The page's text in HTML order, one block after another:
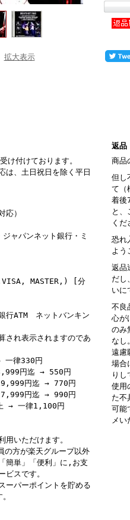
拡大表示
け付けております。
は、土日祝日を除く平日
応）
ャパンネット銀行・ミ
MASTER,) [分
行ATM ネットバンキン
され表示されますのであ
律330円
円迄 → 550円
円迄 → 770円
円迄 → 990円
→ 一律1,100円
用いただけます。
の方が楽天グループ以外
簡単」「便利」に,お支
ビスです。
ーパーポイントを貯める
返品
商品
但し
て（
着後
と、
くだ
恐れ
よう
返品
だし
いに
不良
心が
のみ
なし
遠慮
場合
り
使用
た不
可能
メ